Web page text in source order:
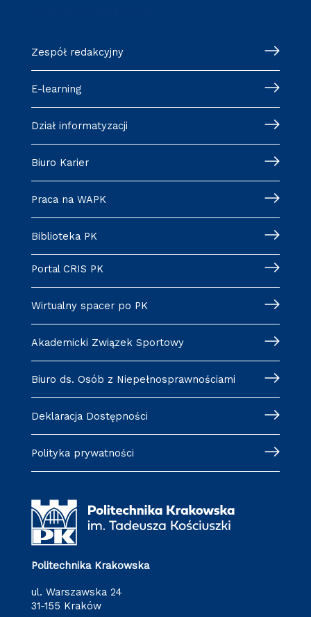
Zespół redakcyjny
E-learning
Dział informatyzacji
Biuro Karier
Praca na WAPK
Biblioteka PK
Portal CRIS PK
Wirtualny spacer po PK
Akademicki Związek Sportowy
Biuro ds. Osób z Niepełnosprawnościami
Deklaracja Dostępności
Polityka prywatności
Politechnika Krakowska
ul. Warszawska 24
31-155 Kraków